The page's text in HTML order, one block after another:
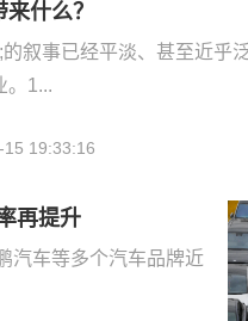
什么？
叙事已经平淡、甚至近乎
。1...
15 19:33:16
再提升
汽车等多个汽车品牌近